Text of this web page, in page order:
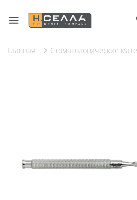
Главная Стоматологические